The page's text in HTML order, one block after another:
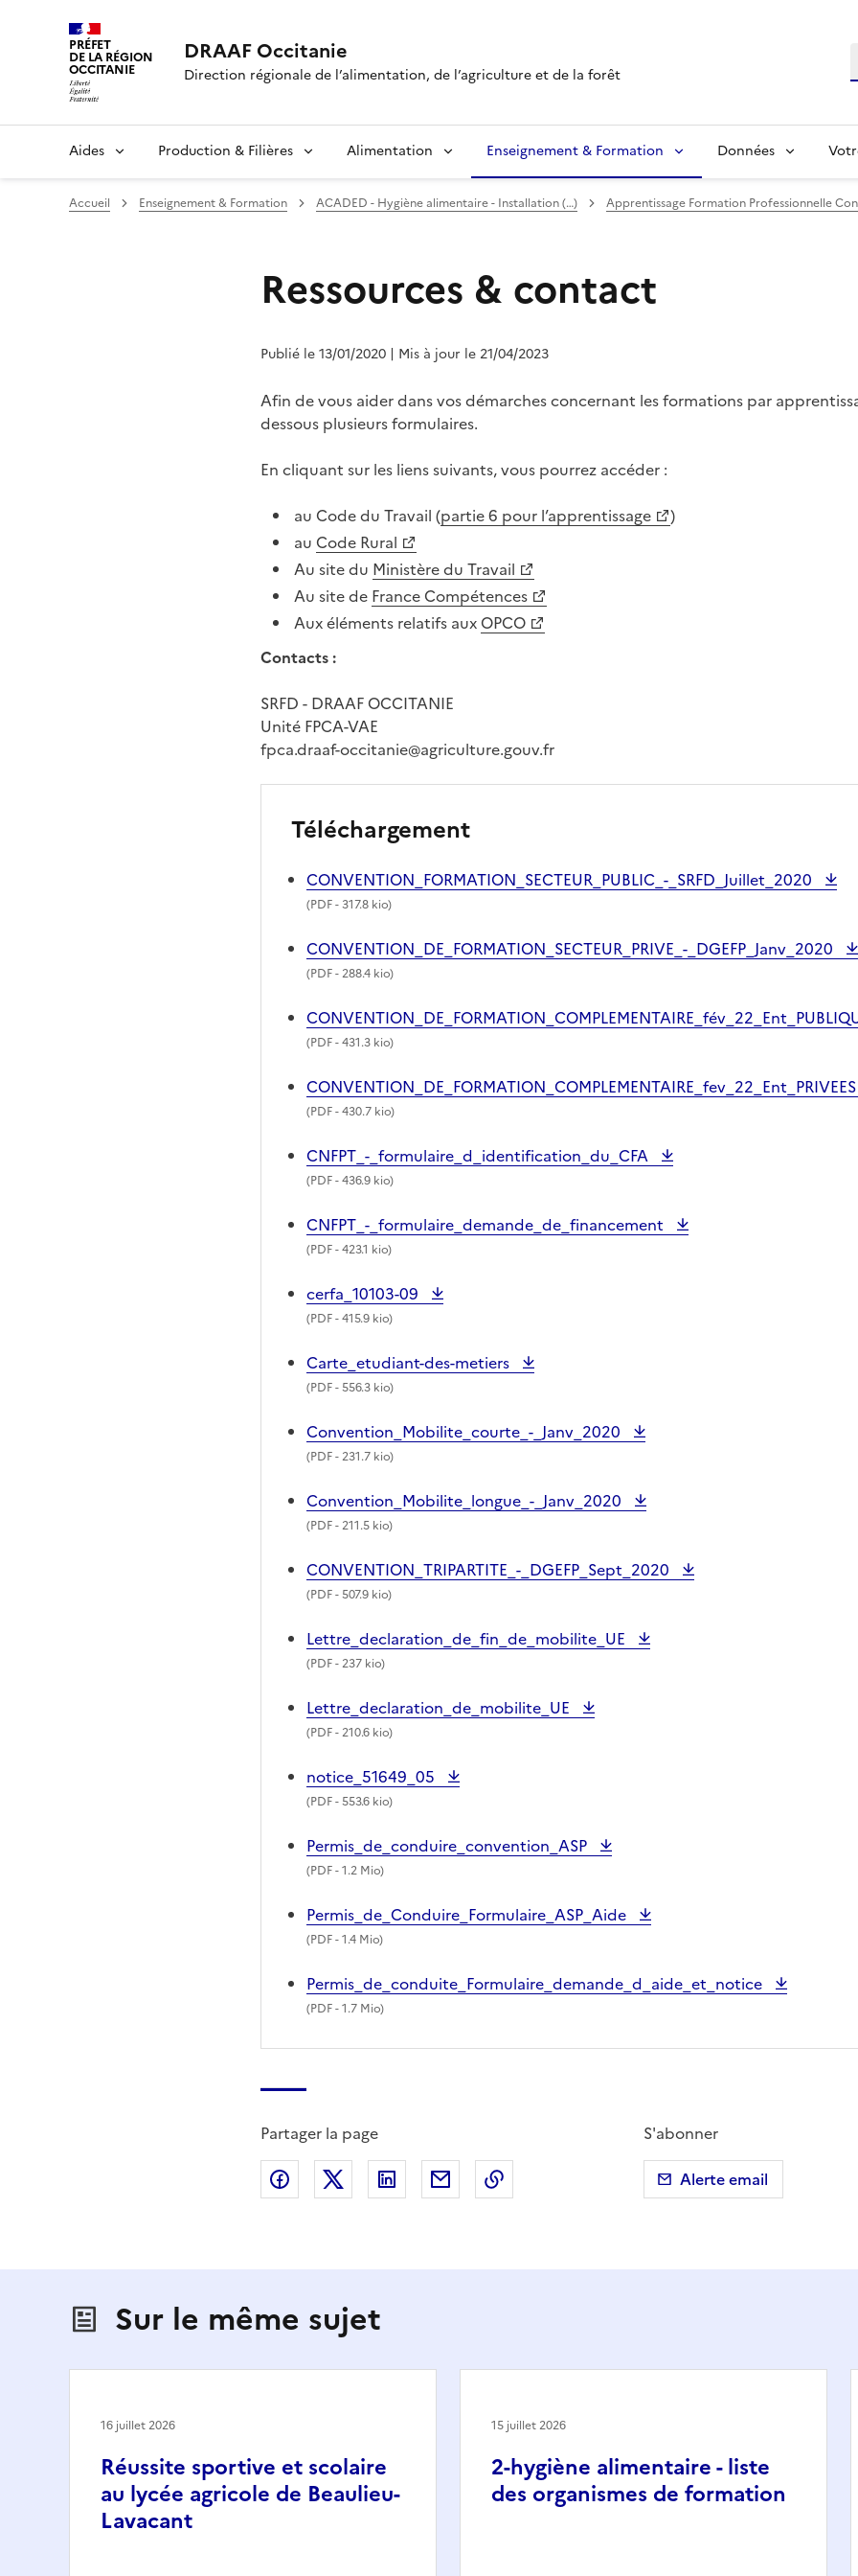
PRÉFET
DE LA RÉGION
OCCITANIE
DRAAF Occitanie
Direction régionale de l’alimentation, de l’agriculture et de la forêt
Aides Production & Filières Alimentation Enseignement & Formation Données
Accueil Enseignement & Formation ACADED - Hygiène alimentaire - Installation (…) Apprentissage Formation Professionnelle
Ressources & contact
Publié le 13/01/2020 | Mis à jour le 21/04/2023
Afin de vous aider dans vos démarches concernant les formations par
dessous plusieurs formulaires.
En cliquant sur les liens suivants, vous pourrez accéder :
au Code du Travail (partie 6 pour l’apprentissage
)
au Code Rural
Au site du Ministère du Travail
Au site de France Compétences
Aux éléments relatifs aux OPCO
Contacts :
SRFD - DRAAF OCCITANIE
Unité FPCA-VAE
fpca.draaf-occitanie@agriculture.gouv.fr
Téléchargement
CONVENTION_FORMATION_SECTEUR_PUBLIC_-_SRFD_Juillet_2020
(PDF- 317.8 kio)
CONVENTION_DE_FORMATION_SECTEUR_PRIVE_-_DGEFP_Janv_2020
(PDF- 288.4 kio)
(PDF- 431.3 kio)
CONVENTION_DE_FORMATION_COMPLEMENTAIRE_fev_22_Ent_PRIVEES
(PDF- 430.7 kio)
CNFPT_-_formulaire_d_identification_du_CFA
(PDF- 436.9 kio)
CNFPT_-_formulaire_demande_de_financement
(PDF- 423.1 kio)
cerfa_10103-09
(PDF- 415.9 kio)
Carte_etudiant-des-metiers
(PDF- 556.3 kio)
Convention_Mobilite_courte_-_Janv_2020
(PDF- 231.7 kio)
Convention_Mobilite_longue_-_Janv_2020
(PDF- 211.5 kio)
CONVENTION_TRIPARTITE_-_DGEFP_Sept_2020
(PDF- 507.9 kio)
Lettre_declaration_de_fin_de_mobilite_UE
(PDF- 237 kio)
Lettre_declaration_de_mobilite_UE
(PDF- 210.6 kio)
notice_51649_05
(PDF- 553.6 kio)
Permis_de_conduire_convention_ASP
(PDF- 1.2 Mio)
Permis_de_Conduire_Formulaire_ASP_Aide
(PDF- 1.4 Mio)
Permis_de_conduite_Formulaire_demande_d_aide_et_notice
(PDF- 1.7 Mio)
Partager la page
Partager sur Facebook
Partager sur X (anciennement Twitter)
Partager sur LinkedIn
Partager par emailCopier dans le presse-papier
S'abonner
Alerte email
Sur le même sujet
Réussite sportive et scolaire
au lycée agricole de Beaulieu-
Lavacant
16 juillet 2026
2-hygiène alimentaire - liste
des organismes de formation
15 juillet 2026